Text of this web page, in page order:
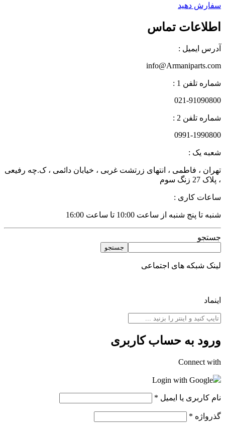
سفارش دهید
اطلاعات تماس
آدرس ایمیل :
info@Armaniparts.com
شماره تلفن 1 :
021-91090800
شماره تلفن 2 :
0991-1990800
شعبه یک :
تهران ، فاطمی ، انتهای زرتشت غربی ، خیابان دائمی ، ک.چه رفیعی
، پلاک 27 زنگ سوم
ساعات کاری :
شنبه تا پنج شنبه از ساعت 10:00 تا ساعت 16:00
جستجو
جستجو
لینک شبکه های اجتماعی
اینماد
ورود به حساب کاربری
Connect with
Login with Google
نام کاربری یا ایمیل *
گذرواژه *